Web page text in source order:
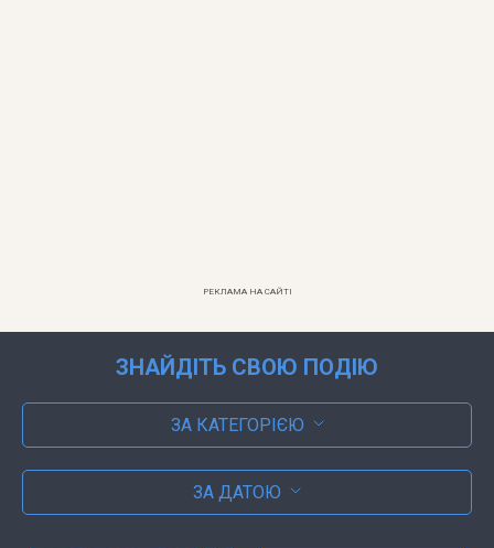
РЕКЛАМА НА САЙТІ
ЗНАЙДІТЬ СВОЮ ПОДІЮ
ЗА КАТЕГОРІЄЮ
ЗА ДАТОЮ